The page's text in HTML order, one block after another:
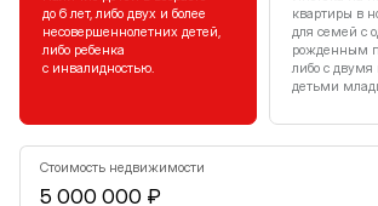
до 6 лет, либо двух и более
несовершеннолетних детей,
либо ребенка
с инвалидностью.
квартиры в
для семей с
рожденным
либо с двумя
детьми
Стоимость недвижимости